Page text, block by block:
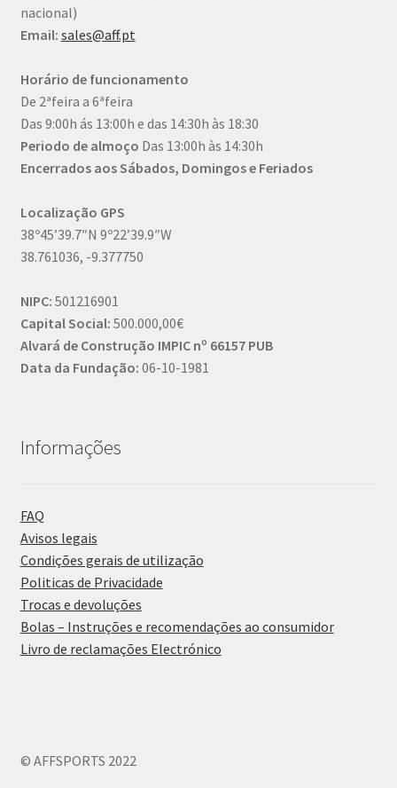
nacional)
Email: sales@aff.pt
Horário de funcionamento
De 2ªfeira a 6ªfeira
Das 9:00h ás 13:00h e das 14:30h às 18:30
Periodo de almoço Das 13:00h às 14:30h
Encerrados aos Sábados, Domingos e Feriados
Localização GPS
38º45’39.7″N 9º22’39.9″W
38.761036, -9.377750
NIPC: 501216901
Capital Social: 500.000,00€
Alvará de Construção IMPIC nº 66157 PUB
Data da Fundação: 06-10-1981
Informações
FAQ
Avisos legais
Condições gerais de utilização
Politicas de Privacidade
Trocas e devoluções
Bolas – Instruções e recomendações ao consumidor
Livro de reclamações Electrónico
© AFFSPORTS 2022